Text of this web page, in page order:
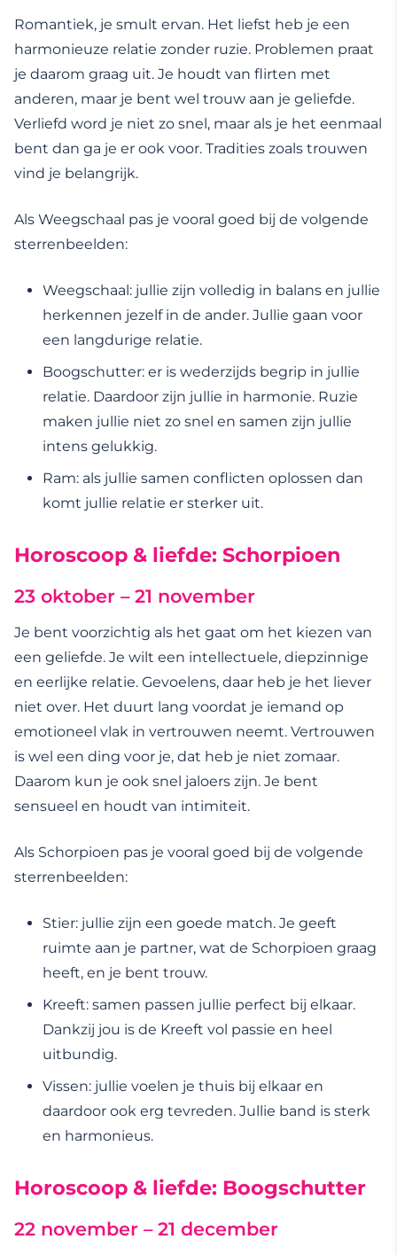
Romantiek, je smult ervan. Het liefst heb je een
harmonieuze relatie zonder ruzie. Problemen praat
je daarom graag uit. Je houdt van flirten met
anderen, maar je bent wel trouw aan je geliefde.
Verliefd word je niet zo snel, maar als je het eenmaal
bent dan ga je er ook voor. Tradities zoals trouwen
vind je belangrijk.
Als Weegschaal pas je vooral goed bij de volgende
sterrenbeelden:
Weegschaal: jullie zijn volledig in balans en jullie
herkennen jezelf in de ander. Jullie gaan voor
een langdurige relatie.
Boogschutter: er is wederzijds begrip in jullie
relatie. Daardoor zijn jullie in harmonie. Ruzie
maken jullie niet zo snel en samen zijn jullie
intens gelukkig.
Ram: als jullie samen conflicten oplossen dan
komt jullie relatie er sterker uit.
Horoscoop & liefde: Schorpioen
23 oktober – 21 november
Je bent voorzichtig als het gaat om het kiezen van
een geliefde. Je wilt een intellectuele, diepzinnige
en eerlijke relatie. Gevoelens, daar heb je het liever
niet over. Het duurt lang voordat je iemand op
emotioneel vlak in vertrouwen neemt. Vertrouwen
is wel een ding voor je, dat heb je niet zomaar.
Daarom kun je ook snel jaloers zijn. Je bent
sensueel en houdt van intimiteit.
Als Schorpioen pas je vooral goed bij de volgende
sterrenbeelden:
Stier: jullie zijn een goede match. Je geeft
ruimte aan je partner, wat de Schorpioen graag
heeft, en je bent trouw.
Kreeft: samen passen jullie perfect bij elkaar.
Dankzij jou is de Kreeft vol passie en heel
uitbundig.
Vissen: jullie voelen je thuis bij elkaar en
daardoor ook erg tevreden. Jullie band is sterk
en harmonieus.
Horoscoop & liefde: Boogschutter
22 november – 21 december